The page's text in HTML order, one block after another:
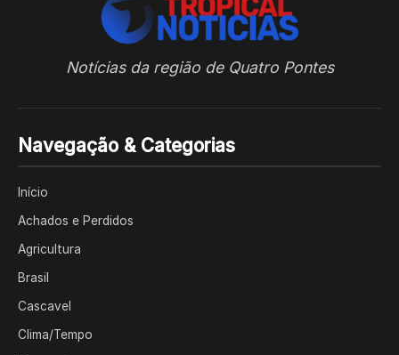
Notícias da região de Quatro Pontes
Navegação & Categorias
Início
Achados e Perdidos
Agricultura
Brasil
Cascavel
Clima/Tempo